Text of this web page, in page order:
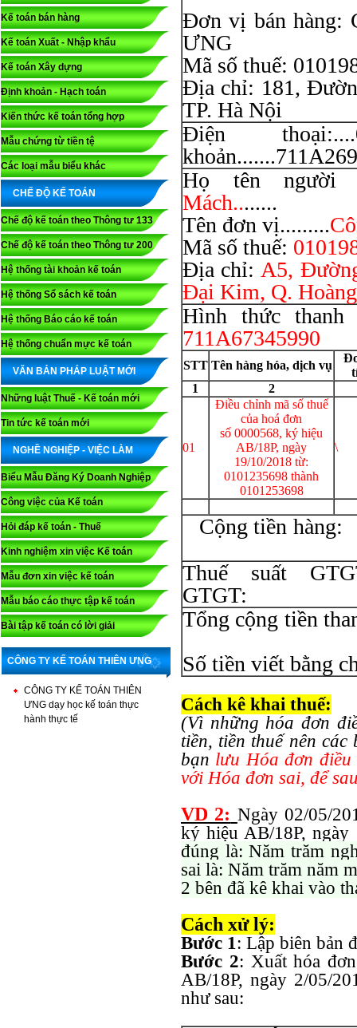
Kế toán bán hàng
Kế toán Xuất - Nhập khẩu
Kế toán Xây dựng
Định khoản - Hạch toán
Kiến thức kế toán tổng hợp
Mẫu chứng từ tiền tệ
Các loại mẫu biểu khác
CHẾ ĐỘ KẾ TOÁN
Chế độ kế toán theo Thông tư 133
Chế độ kế toán theo Thông tư 200
Hệ thống tài khoản kế toán
Hệ thống Sổ sách kế toán
Hệ thống Báo cáo kế toán
Hệ thống chuẩn mực kế toán
VĂN BẢN PHÁP LUẬT MỚI
Những luật Thuế - Kế toán mới
Tin tức kế toán mới
NGHỀ NGHIỆP - VIỆC LÀM
Biểu Mẫu Đăng Ký Doanh Nghiệp
Công việc của Kế toán
Hỏi đáp kế toán - Thuế
Kinh nghiệm xin việc Kế toán
Mẫu đơn xin việc kế toán
Mẫu báo cáo thực tập kế toán
Bài tập kế toán có lời giải
CÔNG TY KẾ TOÁN THIÊN ƯNG
CÔNG TY KẾ TOÁN THIÊN
ƯNG dạy học kế toán thực
hành thực tế
Đơn vị bán hàng:
ƯNG
Mã số thuế:
Địa chỉ: 181,
TP. Hà Nội
Điện
Họ tên người
Mách........
Tên đơn vị.........
Mã số thuế:
Địa chỉ: A5,
Đại Kim, Q.
Hình thức thanh
711A67345990
STT Tên hàng hóa, dịch vụ
1
2
01
Điều chỉnh mã số thuế
của hoá đơn
số 0000568, ký hiệu
AB/18P, ngày
19/10/2018 từ:
0101235698 thành
0101253698
\
Cộng
Thuế suất
Tổng
Số tiền viết bằng
Cách kê khai thuế:
(Vì những hóa đơn
tiền, tiền thuế nên
bạn lưu Hóa đơn
với Hóa đơn sai, để
VD 2: Ngày 02/05/
ký hiệu AB/18P, ngày
đúng là: Năm trăm
sai là: Năm trăm năm
2 bên đã kê khai vào
Cách xử lý:
Bước 1: Lập biên bản
Bước 2: Xuất hóa
AB/18P, ngày 2/05/
như sau: